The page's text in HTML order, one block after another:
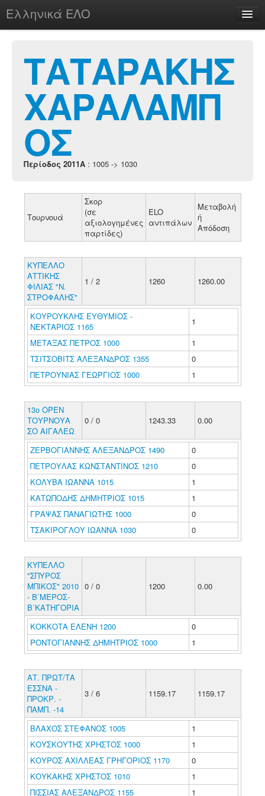
Ελληνικά ΕΛΟ
chesstu.be @ discord
Login
ΤΑΤΑΡΑΚΗΣ
ΧΑΡΑΛΑΜΠ
ΟΣ
Περίοδος 2011A : 1005 -> 1030
Τουρνουά
Σκορ
(σε
αξιολογημένες
παρτίδες)
ELO
αντιπάλων
Μεταβολή
ή
Απόδοση
ΚΥΠΕΛΛΟ
ΑΤΤΙΚΗΣ
ΦΙΛΙΑΣ "Ν.
ΣΤΡΟΦΑΛΗΣ"
1 / 2 1260 1260.00
ΚΟΥΡΟΥΚΛΗΣ ΕΥΘΥΜΙΟΣ -
ΝΕΚΤΑΡΙΟΣ 1165
1
ΜΕΤΑΞΑΣ ΠΕΤΡΟΣ 1000
1
ΤΣΙΤΣΟΒΙΤΣ ΑΛΕΞΑΝΔΡΟΣ 1355
0
ΠΕΤΡΟΥΝΙΑΣ ΓΕΩΡΓΙΟΣ 1000
1
13ο ΟΡΕΝ
ΤΟΥΡΝΟΥΑ
ΣΟ ΑΙΓΑΛΕΩ
0 / 0 1243.33 0.00
ΖΕΡΒΟΓΙΑΝΝΗΣ ΑΛΕΞΑΝΔΡΟΣ 1490
0
ΠΕΤΡΟΥΛΑΣ ΚΩΝΣΤΑΝΤΙΝΟΣ 1210
0
ΚΟΛΥΒΑ ΙΩΑΝΝΑ 1015
1
ΚΑΤΩΠΟΔΗΣ ΔΗΜΗΤΡΙΟΣ 1015
1
ΓΡΑΨΑΣ ΠΑΝΑΓΙΩΤΗΣ 1000
0
ΤΣΑΚΙΡΟΓΛΟΥ ΙΩΑΝΝΑ 1030
0
ΚΥΠΕΛΛΟ
"ΣΠΥΡΟΣ
ΜΠΙΚΟΣ" 2010
- Β΄ΜΕΡΟΣ-
Β΄ΚΑΤΗΓΟΡΙΑ
0 / 0 1200 0.00
ΚΟΚΚΟΤΑ ΕΛΕΝΗ 1200
0
ΡΟΝΤΟΓΙΑΝΝΗΣ ΔΗΜΗΤΡΙΟΣ 1000
1
ΑΤ. ΠΡΩΤ/ΤΑ
ΕΣΣΝΑ -
ΠΡΟΚΡ. -
ΠΑΜΠ. -14
3 / 6 1159.17 1159.17
ΒΛΑΧΟΣ ΣΤΕΦΑΝΟΣ 1005
1
ΚΟΥΣΚΟΥΤΗΣ ΧΡΗΣΤΟΣ 1000
1
ΚΟΥΡΟΣ ΑΧΙΛΛΕΑΣ ΓΡΗΓΟΡΙΟΣ 1170
0
ΚΟΥΚΑΚΗΣ ΧΡΗΣΤΟΣ 1010
1
ΠΙΣΣΙΑΣ ΑΛΕΞΑΝΔΡΟΣ 1155
1